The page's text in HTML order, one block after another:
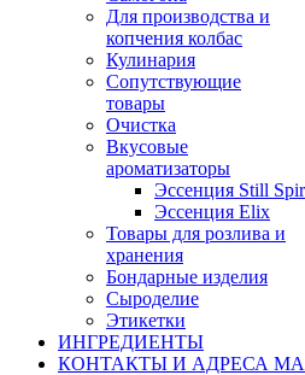
Для производства и
копчения колбас
Кулинария
Сопутствующие
товары
Очистка
Вкусовые
ароматизаторы
Эссенция Still
Эссенция Elix
Товары для розлива и
хранения
Бондарные изделия
Cыроделие
Этикетки
ИНГРЕДИЕНТЫ
КОНТАКТЫ И АДРЕСА